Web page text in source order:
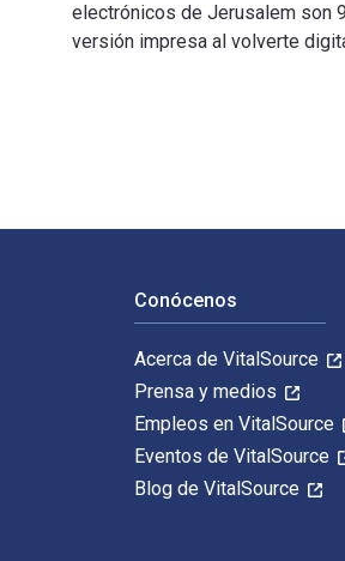
electrónicos de Jerusalem son
versión impresa al volverte
Conócenos
Acerca de VitalSource
Prensa y medios
Empleos en VitalSource
Eventos de VitalSource
Blog de VitalSource